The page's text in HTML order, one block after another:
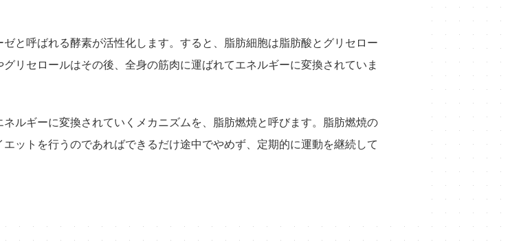
と呼ばれる酵素が活性化します。すると、脂肪細胞は脂肪酸とグリセロー
リセロールはその後、全身の筋肉に運ばれてエネルギーに変換されていま
ルギーに変換されていくメカニズムを、脂肪燃焼と呼びます。脂肪燃焼の
ットを行うのであればできるだけ途中でやめず、定期的に運動を継続して